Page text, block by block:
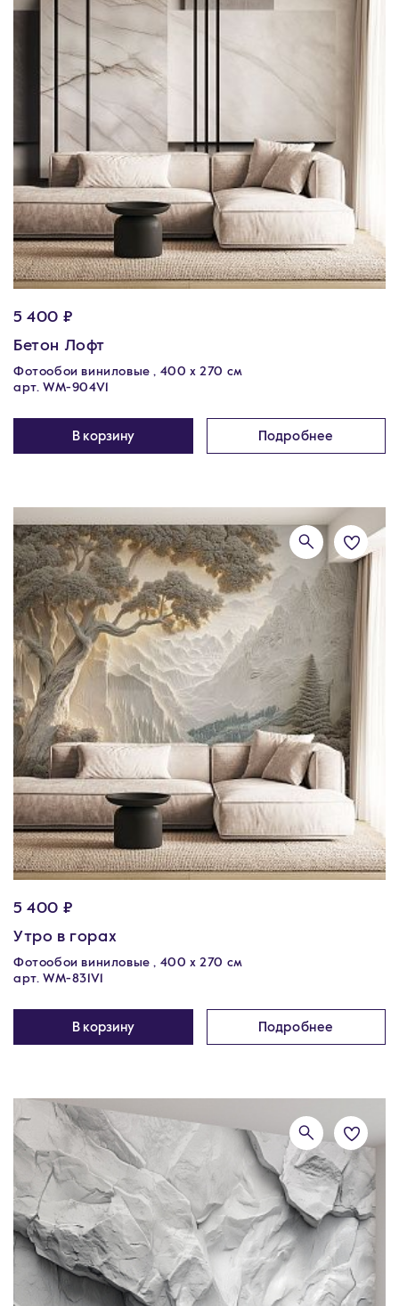
5 400 ₽
Бетон Лофт
Фотообои виниловые , 400 х 270 см
арт. WM-904V1
В корзину Подробнее
5 400 ₽
Утро в горах
Фотообои виниловые , 400 х 270 см
арт. WM-831V1
В корзину Подробнее